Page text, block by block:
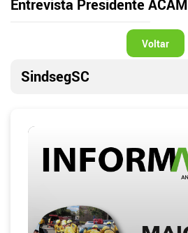
Entrevista Presidente ACAM
Voltar
SindsegSC